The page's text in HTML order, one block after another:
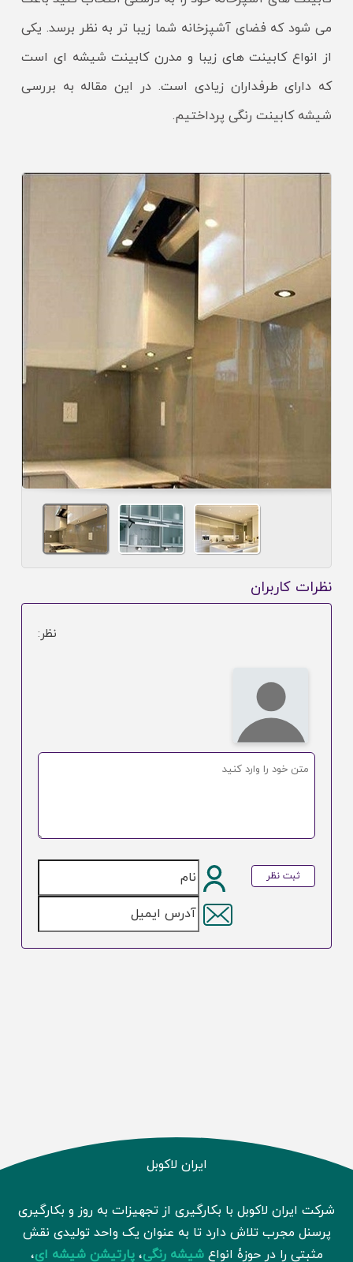
می شود که فضای آشپزخانه شما زیبا تر به نظر برسد. یکی
از انواع کابینت های زیبا و مدرن کابینت شیشه ای است
که دارای طرفداران زیادی است. در این مقاله به بررسی
شیشه کابینت رنگی پرداختیم.
نظرات کاربران
نظر:
ثبت نظر
ایران لاکوبل
شرکت ایران لاکوبل با بکارگیری از تجهیزات به روز و بکارگیری
پرسنل مجرب تلاش دارد تا به عنوان یک واحد تولیدی نقش
مثبتی را در حوزۀ انواعشیشه رنگی،پارتیشن شیشه ای،